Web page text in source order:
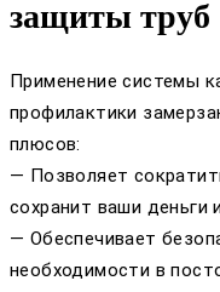
защиты труб
Применение системы
профилактики
плюсов:
— Позволяет
сохранит ваши деньги
— Обеспечивает
необходимости в